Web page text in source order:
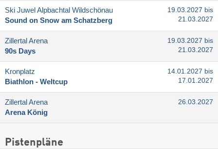
Ski Juwel Alpbachtal Wildschönau
Sound on Snow am Schatzberg
19.03.2027 bis
21.03.2027
Zillertal Arena
90s Days
19.03.2027 bis
21.03.2027
Kronplatz
Biathlon - Weltcup
14.01.2027 bis
17.01.2027
Zillertal Arena
Arena König
26.03.2027
Pistenpläne